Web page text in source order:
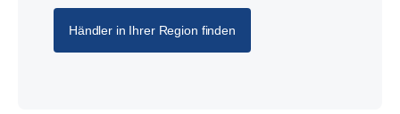
Händler in Ihrer Region finden